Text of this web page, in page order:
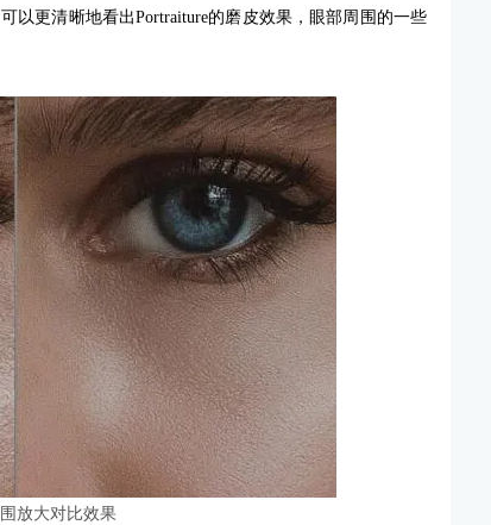
以更清晰地看出Portraiture的磨皮效果，眼部周围的一些
放大对比效果